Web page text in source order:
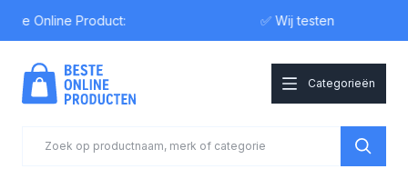
Online Product: ✅ Wij testen
Categorieën